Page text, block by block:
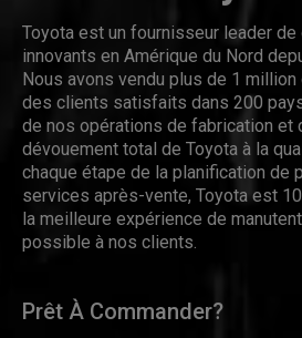
Toyota est un fournisseur leader
innovants en Amérique du Nord
Nous avons vendu plus de 1
des clients satisfaits dans 200
de nos opérations de fabrication et
dévouement total de Toyota à la
chaque étape de la planification de
services après-vente, Toyota est
la meilleure expérience de
possible à nos clients.
Prêt À Commander?